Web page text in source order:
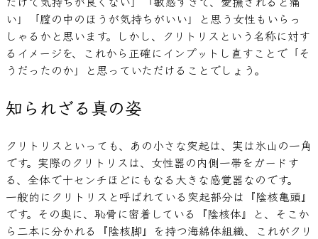
い」「膣の中のほうが気持ちがいい」と思う女性もいらっ
しゃるかと思います。しかし、クリトリスという名称に対す
るイメージを、これから正確にインプットし直すことで「そ
うだったのか」と思っていただけることでしょう。
知られざる真の姿
クリトリスといっても、あの小さな突起は、実は氷山の一角
です。実際のクリトリスは、女性器の内側一帯をガードす
る、全体で十センチほどにもなる大きな感覚器なのです。
一般的にクリトリスと呼ばれている突起部分は『陰核亀頭』
です。その奥に、恥骨に密着している『陰核体』と、そこか
ら二本に分かれる『陰核脚』を持つ海綿体組織、これがクリ